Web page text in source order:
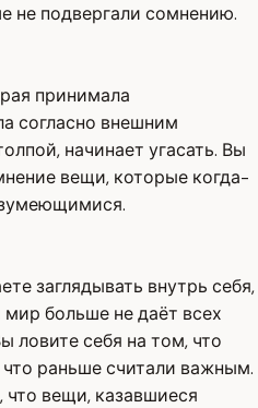
не подвергали сомнению.
принимала
согласно внешним
начинает угасать. Вы
вещи, которые когда-
заглядывать внутрь себя,
больше не даёт всех
ловите себя на том, что
раньше считали важным.
что вещи, казавшиеся